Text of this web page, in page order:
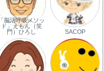
「脳活呼吸メソッ
ド」えもん（笑
門）ひろし
SACOP